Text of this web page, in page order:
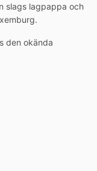
slags lagpappa och
den okända